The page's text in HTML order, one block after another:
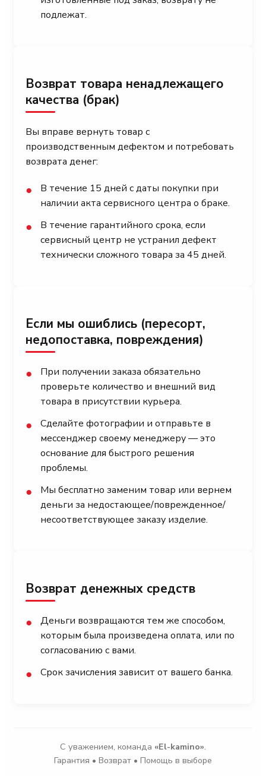
подлежат.
Возврат товара ненадлежащего
качества (брак)
Вы вправе вернуть товар с
производственным дефектом и потребовать
возврата денег:
●
В течение 15 дней с даты покупки при
наличии акта сервисного центра о браке.
●
В течение гарантийного срока, если
сервисный центр не устранил дефект
технически сложного товара за 45 дней.
Если мы ошиблись (пересорт,
недопоставка, повреждения)
●
При получении заказа обязательно
проверьте количество и внешний вид
товара в присутствии курьера.
●
Сделайте фотографии и отправьте в
мессенджер своему менеджеру — это
основание для быстрого решения
проблемы.
●
Мы бесплатно заменим товар или вернем
деньги за недостающее/поврежденное/
несоответствующее заказу изделие.
Возврат денежных средств
●
Деньги возвращаются тем же способом,
которым была произведена оплата, или по
согласованию с вами.
● Срок зачисления зависит от вашего банка.
С уважением, команда «El-kamino».
Гарантия • Возврат • Помощь в выборе